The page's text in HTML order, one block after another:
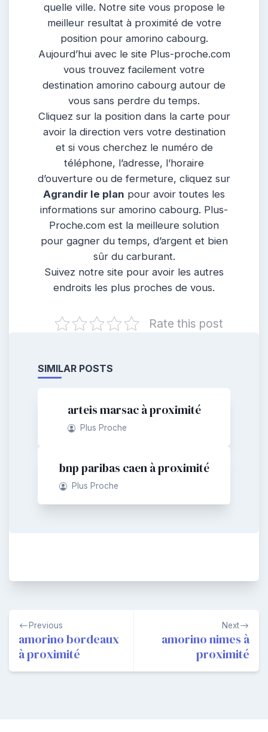
quelle ville. Notre site vous propose le
meilleur resultat à proximité de votre
position pour amorino cabourg.
Aujourd’hui avec le site Plus-proche.com
vous trouvez facilement votre
destination amorino cabourg autour de
vous sans perdre du temps.
Cliquez sur la position dans la carte pour
avoir la direction vers votre destination
et si vous cherchez le numéro de
téléphone, l’adresse, l’horaire
d’ouverture ou de fermeture, cliquez sur
Agrandir le plan pour avoir toutes les
informations sur amorino cabourg. Plus-
Proche.com est la meilleure solution
pour gagner du temps, d’argent et bien
sûr du carburant.
Suivez notre site pour avoir les autres
endroits les plus proches de vous.
Rate this post
SIMILAR POSTS
arteis marsac à proximité
Plus Proche
bnp paribas caen à proximité
Plus Proche
Navigation
de
l’article
Previous
amorino bordeaux
à proximité
Next
amorino nimes à
proximité